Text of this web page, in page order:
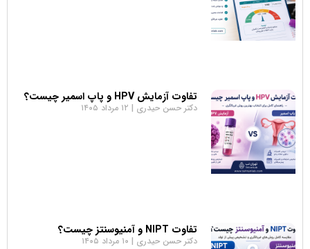
تفاوت آزمایش HPV و پاپ اسمیر چیست؟
دکتر حسن حیدری ۱۲ مرداد ۱۴۰۵
تفاوت NIPT و آمنیوسنتز چیست؟
دکتر حسن حیدری ۱۰ مرداد ۱۴۰۵